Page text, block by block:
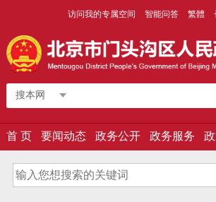
访问我的专属空间 智能问答 繁體
搜本网
首 页 要闻动态 政务公开 政务服务